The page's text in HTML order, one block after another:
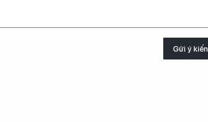
Gửi ý kiến